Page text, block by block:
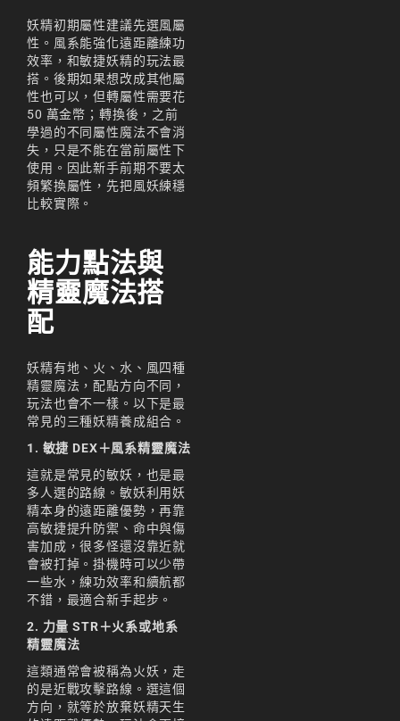
妖精初期屬性建議先選風屬
性。風系能強化遠距離練功
效率，和敏捷妖精的玩法最
搭。後期如果想改成其他屬
性也可以，但轉屬性需要花
50 萬金幣；轉換後，之前
學過的不同屬性魔法不會消
失，只是不能在當前屬性下
使用。因此新手前期不要太
頻繁換屬性，先把風妖練穩
比較實際。
能力點法與
精靈魔法搭
配
妖精有地、火、水、風四種
精靈魔法，配點方向不同，
玩法也會不一樣。以下是最
常見的三種妖精養成組合。
1. 敏捷 DEX＋風系精靈魔法
這就是常見的敏妖，也是最
多人選的路線。敏妖利用妖
精本身的遠距離優勢，再靠
高敏捷提升防禦、命中與傷
害加成，很多怪還沒靠近就
會被打掉。掛機時可以少帶
一些水，練功效率和續航都
不錯，最適合新手起步。
2. 力量 STR＋火系或地系
精靈魔法
這類通常會被稱為火妖，走
的是近戰攻擊路線。選這個
方向，就等於放棄妖精天生